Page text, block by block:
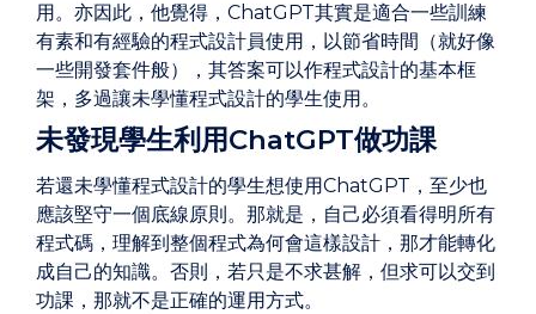
用。亦因此，他覺得，ChatGPT其實是適合一些訓練
有素和有經驗的程式設計員使用，以節省時間（就好像
一些開發套件般），其答案可以作程式設計的基本框
架，多過讓未學懂程式設計的學生使用。
未發現學生利用ChatGPT做功課
若還未學懂程式設計的學生想使用ChatGPT，至少也
應該堅守一個底線原則。那就是，自己必須看得明所有
程式碼，理解到整個程式為何會這樣設計，那才能轉化
成自己的知識。否則，若只是不求甚解，但求可以交到
功課，那就不是正確的運用方式。